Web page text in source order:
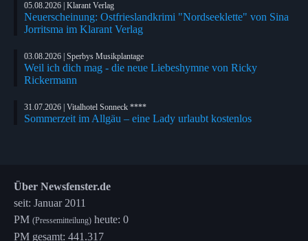
05.08.2026 | Klarant Verlag
Neuerscheinung: Ostfrieslandkrimi "Nordseeklette" von Sina
Jorritsma im Klarant Verlag
03.08.2026 | Sperbys Musikplantage
Weil ich dich mag - die neue Liebeshymne von Ricky
Rickermann
31.07.2026 | Vitalhotel Sonneck ****
Sommerzeit im Allgäu – eine Lady urlaubt kostenlos
Über Newsfenster.de
seit: Januar 2011
PM (Pressemitteilung) heute: 0
PM gesamt: 441.317